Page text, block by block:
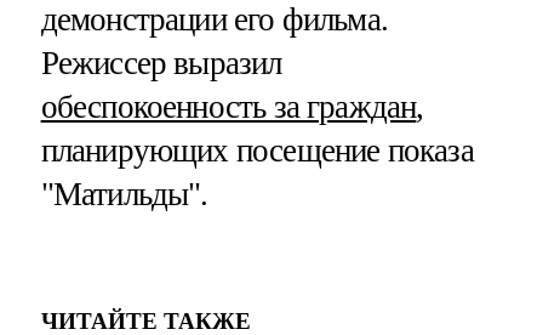
демонстрации его фильма.
Режиссер выразил
обеспокоенность за граждан,
планирующих посещение показа
"Матильды".
ЧИТАЙТЕ ТАКЖЕ